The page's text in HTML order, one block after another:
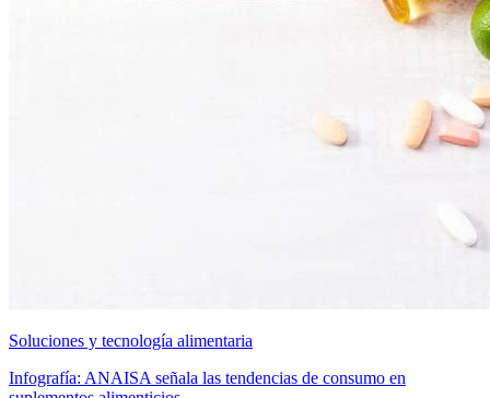
Soluciones y tecnología alimentaria
Infografía: ANAISA señala las tendencias de consumo en